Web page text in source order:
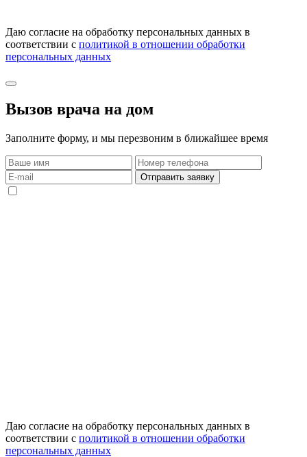
Даю согласие на обработку персональных данных в
соответствии с политикой в отношении обработки
персональных данных
Вызов врача на дом
Заполните форму, и мы перезвоним в ближайшее время
Даю согласие на обработку персональных данных в
соответствии с политикой в отношении обработки
персональных данных